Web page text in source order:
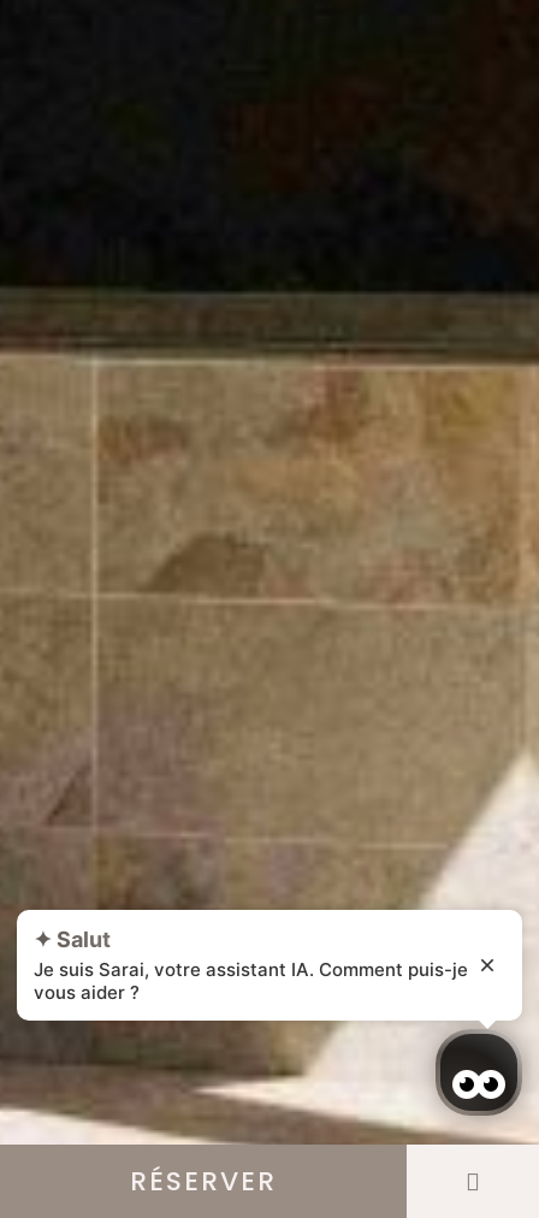
RÉSERVER
✦ Salut
Je suis Sarai, votre assistant IA. Comment puis-je
vous aider ?